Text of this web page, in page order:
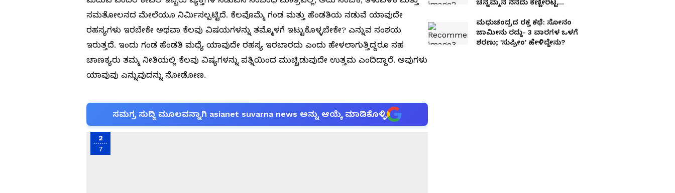
ಸಮತೋಲನದ ಮೇಲೆಯೂ ನಿರ್ಮಿಸಲ್ಪಟ್ಟಿದೆ. ಕೆಲವೊಮ್ಮೆ ಗಂಡ ಮತ್ತು ಹೆಂಡತಿಯ ನಡುವೆ ಯಾವುದೇ
ರಹಸ್ಯಗಳು ಇರಬೇಕೇ ಅಥವಾ ಕೆಲವು ವಿಷಯಗಳನ್ನು ತಮ್ಮೊಳಗೆ ಇಟ್ಟುಕೊಳ್ಳಬೇಕೇ? ಎನ್ನುವ ಸಂಶಯ
ಇರುತ್ತದೆ. ಇಂದು ಗಂಡ ಹೆಂಡತಿ ಮಧ್ಯೆ ಯಾವುದೇ ರಹಸ್ಯ ಇರಬಾರದು ಎಂದು ಹೇಳಲಾಗುತ್ತಿದ್ದರೂ ಸಹ
ಚಾಣಕ್ಯರು ತಮ್ಮ ನೀತಿಯಲ್ಲಿ ಕೆಲವು ವಿಷ್ಯಗಳನ್ನು ಪತ್ನಿಯಿಂದ ಮುಚ್ಚಿಡುವುದೇ ಉತ್ತಮ ಎಂದಿದ್ದಾರೆ. ಅವುಗಳು
ಯಾವುವು ಎನ್ನುವುದನ್ನು ನೋಡೋಣ.
ಸಮಗ್ರ ಸುದ್ದಿ ಮೂಲವನ್ನಾಗಿ asianet suvarna news ಅನ್ನು ಆಯ್ಕೆ ಮಾಡಿಕೊಳ್ಳಿ
2
7
ಚನ್ನಮ್ಮನ ನೆನೆದು ಕಣ್ಣೀರಿಟ್ಟ
ಮಧುಚಂದ್ರದ ರಕ್ತ ಕಥೆ: ಸೋನಂ
ಜಾಮೀನು ರದ್ದು- 3 ವಾರಗಳ ಒಳಗೆ
ಶರಣು; 'ಸುಪ್ರೀಂ'​ ಹೇಳಿದ್ದೇನು?